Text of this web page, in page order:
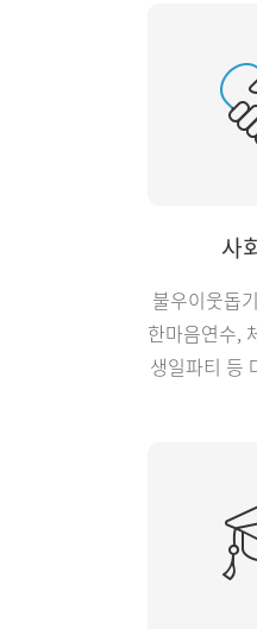
사
불우이웃돕
한마음연수,
생일파티 등